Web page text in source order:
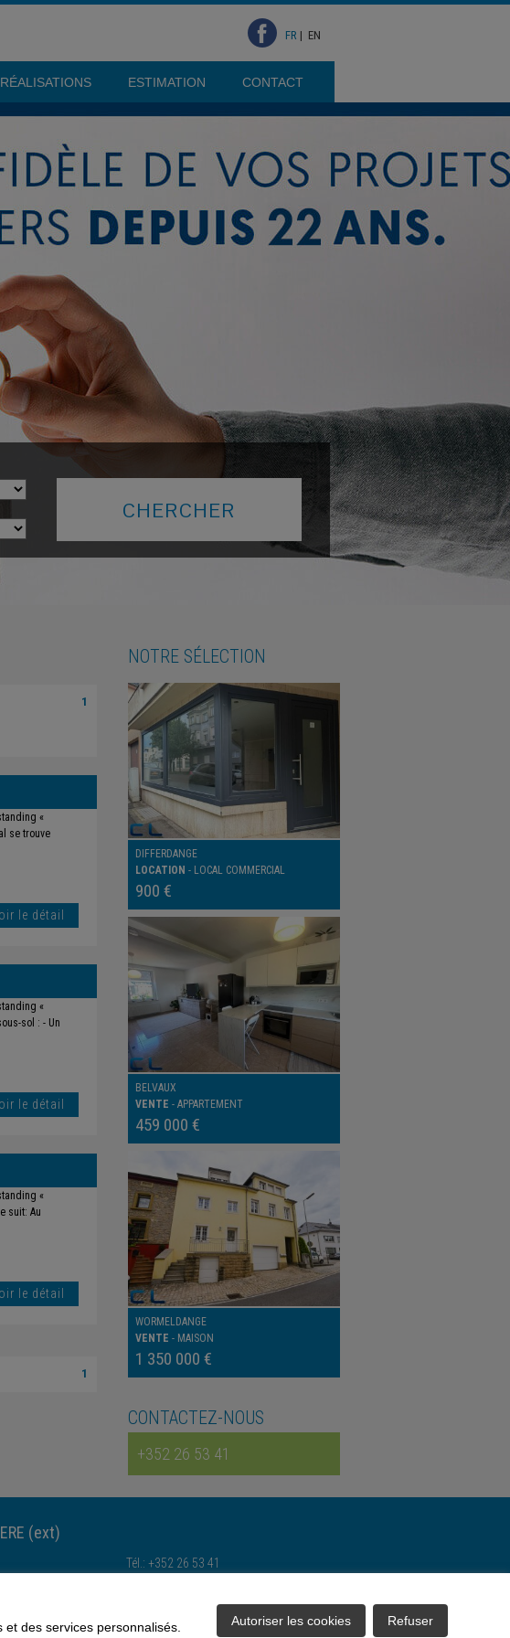
FR | EN
RÉALISATIONS ESTIMATION CONTACT
1
«
se trouve
le détail
«
sol : - Un
le détail
«
suit: Au
le détail
1
NOTRE SÉLECTION
DIFFERDANGE
LOCATION - LOCAL COMMERCIAL
900 €
BELVAUX
VENTE - APPARTEMENT
459 000 €
WORMELDANGE
VENTE - MAISON
1 350 000 €
CONTACTEZ-NOUS
+352 26 53 41
(ext)
Tél.: +352 26 53 41
climmob@pt.lu
des services personnalisés.
Autoriser les cookies Refuser